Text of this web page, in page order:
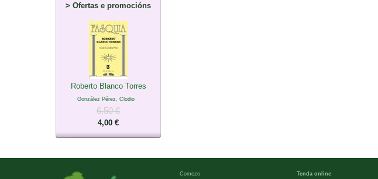
> Ofertas e promocións
Roberto Blanco Torres
González Pérez, Clodio
6,50 €
4,00 €
Comezo Tenda online